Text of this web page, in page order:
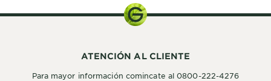
ATENCIÓN AL CLIENTE
Para mayor información comincate al 0800-222-4276